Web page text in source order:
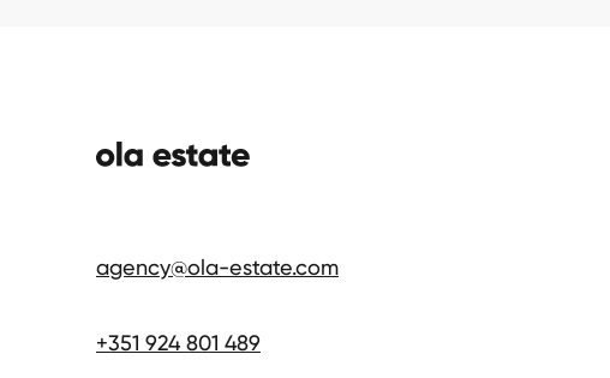
agency@ola-estate.com
+351 924 801 489